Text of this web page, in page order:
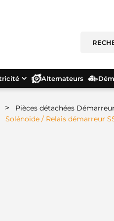
Alternateurs
> Pièces détachées Démarreur
Solénoide / Relais démarreur